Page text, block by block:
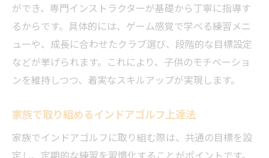
ができ、専門インストラクターが基礎から丁寧に指導す
るからです。具体的には、ゲーム感覚で学べる練習メニ
ューや、成長に合わせたクラブ選び、段階的な目標設定
などが挙げられます。これにより、子供のモチベーショ
ンを維持しつつ、着実なスキルアップが実現します。
家族で取り組めるインドアゴルフ上達法
家族でインドアゴルフに取り組む際は、共通の目標を設
定し、定期的な練習を習慣化することがポイントです。